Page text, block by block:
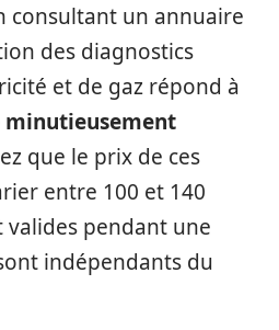
consultant un annuaire
des diagnostics
et de gaz répond à
que le prix de ces
entre 100 et 140
valides pendant une
indépendants du